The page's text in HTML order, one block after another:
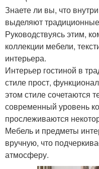
Знаете ли вы, что
выделяют
Руководствуясь этим,
коллекции мебели,
интерьера.
Интерьер гостиной в
стиле прост,
этом стиле сочетаются
современный уровень
прослеживаются
Мебель и предметы
вручную, что
атмосферу.